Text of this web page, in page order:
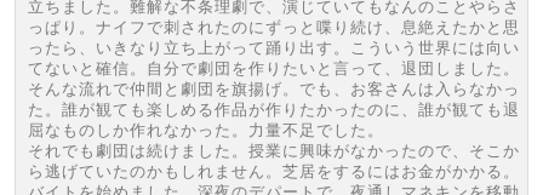
立ちました。難解な不条理劇で、演じていてもなんのことやらさ
っぱり。ナイフで刺されたのにずっと喋り続け、息絶えたかと思
ったら、いきなり立ち上がって踊り出す。こういう世界には向い
てないと確信。自分で劇団を作りたいと言って、退団しました。
そんな流れで仲間と劇団を旗揚げ。でも、お客さんは入らなかっ
た。誰が観ても楽しめる作品が作りたかったのに、誰が観ても退
屈なものしか作れなかった。力量不足でした。
それでも劇団は続けました。授業に興味がなかったので、そこか
ら逃げていたのかもしれません。芝居をするにはお金がかかる。